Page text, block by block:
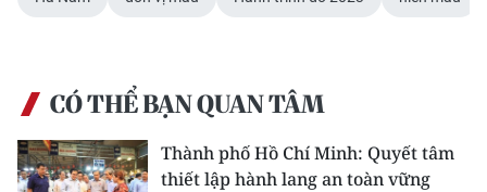
NHÂN DÂN CUỐI TUẦN
MUA BÁO
ĐỌC BÁO IN
CÓ THỂ BẠN QUAN TÂM
Thành phố Hồ Chí Minh: Quyết tâm
thiết lập hành lang an toàn vững